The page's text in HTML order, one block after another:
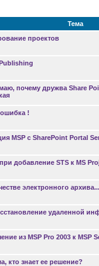
Тема
проектов
почему дружва Share
!
MSP с SharePoint Portal
добавление STS к MS
электронного архива...
удаленной
из MSP Pro 2003 к MSP
кто знает ее решение?